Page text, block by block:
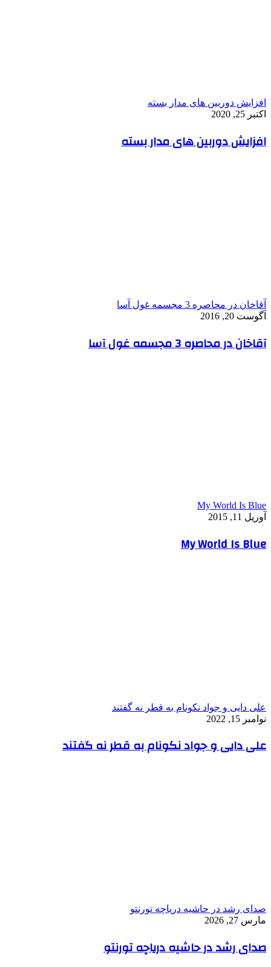
افزایش دوربین های مدار بسته
اکتبر 25, 2020
افزایش دوربین های مدار بسته
آقاخان در محاصره 3 مجسمه غول آسا
آگوست 20, 2016
آقاخان در محاصره 3 مجسمه غول آسا
My World Is Blue
آوریل 11, 2015
My World Is Blue
علی دایی و جواد نکونام به قطر نه گفتند
نوامبر 15, 2022
علی دایی و جواد نکونام به قطر نه گفتند
صدای رشد در حاشیه دریاچه تورنتو
مارس 27, 2026
صدای رشد در حاشیه دریاچه تورنتو